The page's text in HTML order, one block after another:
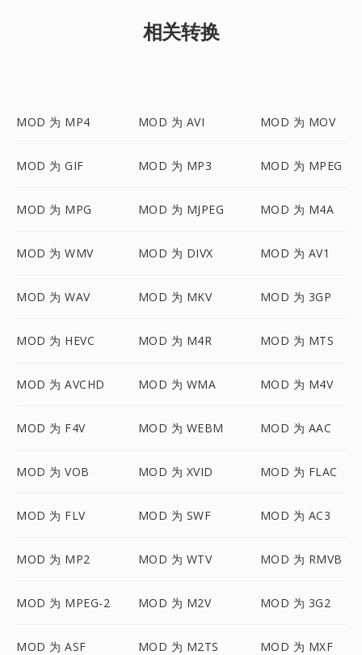
相关转换
MOD 为 MP4 MOD 为 AVI MOD 为 MOV
MOD 为 GIF MOD 为 MP3 MOD 为 MPEG
MOD 为 MPG MOD 为 MJPEG MOD 为 M4A
MOD 为 WMV MOD 为 DIVX MOD 为 AV1
MOD 为 WAV MOD 为 MKV MOD 为 3GP
MOD 为 HEVC MOD 为 M4R MOD 为 MTS
MOD 为 AVCHD MOD 为 WMA MOD 为 M4V
MOD 为 F4V MOD 为 WEBM MOD 为 AAC
MOD 为 VOB MOD 为 XVID MOD 为 FLAC
MOD 为 FLV MOD 为 SWF MOD 为 AC3
MOD 为 MP2 MOD 为 WTV MOD 为 RMVB
MOD 为 MPEG-2 MOD 为 M2V MOD 为 3G2
MOD 为 ASF MOD 为 M2TS MOD 为 MXF